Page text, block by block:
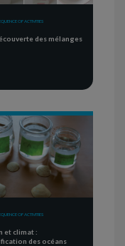
OF ACTIVITIES
des mélanges
OF ACTIVITIES
et climat :
des océans